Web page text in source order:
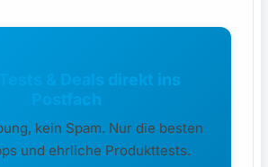
Tests & Deals direkt ins
Postfach
kein Spam. Nur die besten
und ehrliche Produkttests.